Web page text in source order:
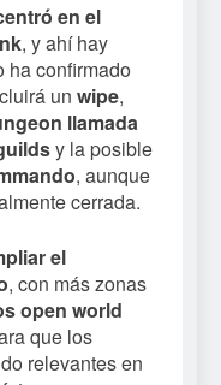
en el
, y ahí hay
ha confirmado
un wipe,
llamada
y la posible
, aunque
cerrada.
el
, con más zonas
open world
que los
relevantes en